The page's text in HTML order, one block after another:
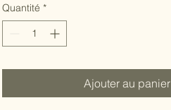
Quantité *
Ajouter au panier